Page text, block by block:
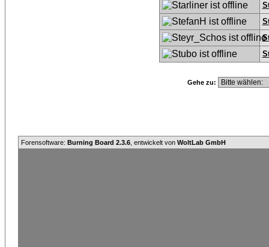
Gehe zu:
Forensoftware: Burning Board 2.3.6 , entwickelt von WoltLab GmbH